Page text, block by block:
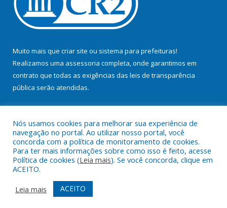
Muito mais que criar site ou sistema para prefeituras!
Realizamos uma assessoria completa, onde garantimos em
contrato que todas as exigências das leis de transparência
pública serão atendidas.
Todos os direitos reservados a Prefeitura Municipal de Bujaru.
Mapa do Site
Acessar Área Administrativa
Acessar Webmail
Nós usamos cookies para melhorar sua experiência de
navegação no portal. Ao utilizar nosso portal, você
concorda com a política de monitoramento de cookies.
Para ter mais informações sobre como isso é feito, acesse
Política de cookies (Leia mais). Se você concorda, clique em
ACEITO.
Leia mais
ACEITO